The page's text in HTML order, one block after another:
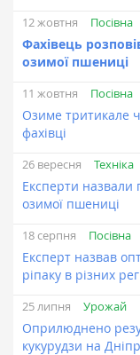
12 жовтня Посівна
Фахівець
озимої пшениці
11 жовтня Посівна
Озиме тритикале
фахівці
26 вересня Техніка
Експерти назвали
озимої пшениці
18 серпня Посівна
Експерт назвав
ріпаку в різних
25 липня Урожай
Оприлюднено
кукурудзи на